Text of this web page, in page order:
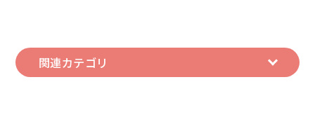
関連カテゴリ